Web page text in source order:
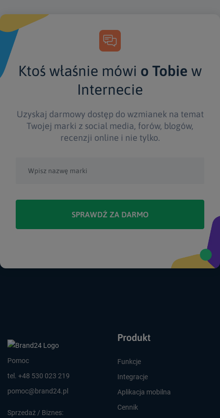
Ktoś właśnie mówi o Tobie w
Internecie
Uzyskaj darmowy dostęp do wzmianek na temat
Twojej marki z social media, forów, blogów,
recenzji online i nie tylko.
SPRAWDŹ ZA DARMO
Pomoc
tel. +48 530 023 219
pomoc@brand24.pl
Sprzedaż / Biznes:
Produkt
Funkcje
Integracje
Aplikacja mobilna
Cennik